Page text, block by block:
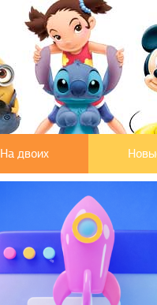
На двоих